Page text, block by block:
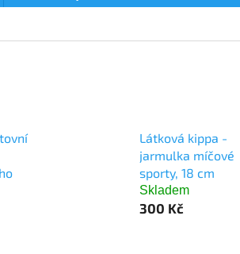
Látková kippa -
jarmulka míčové
sporty, 18 cm
Skladem
300 Kč